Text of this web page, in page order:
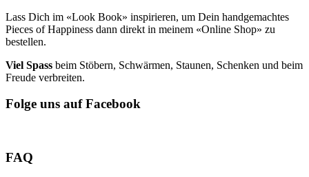
Lass Dich im «Look Book» inspirieren, um Dein handgemachtes
Pieces of Happiness dann direkt in meinem «Online Shop» zu
bestellen.
Viel Spass beim Stöbern, Schwärmen, Staunen, Schenken und beim
Freude verbreiten.
Folge uns auf Facebook
FAQ